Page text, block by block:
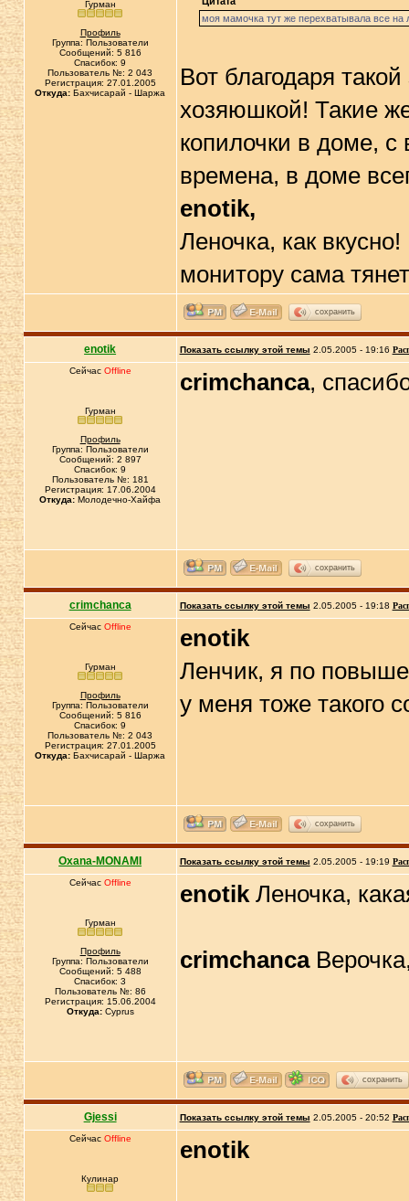
Гурман
Профиль
Группа: Пользователи
Сообщений: 5 816
Спасибок: 9
Пользователь №: 2 043
Регистрация: 27.01.2005
Откуда: Бахчисарай - Шаржа
моя мамочка тут же перехватывала все на
Вот благодаря
хозяюшкой! Такие
копилочки в доме,
времена, в доме
enotik,
Леночка, как
монитору сама
сохранить
enotik Показать ссылку этой темы 2.05.2005 - 19:16
Сейчас Offline
Гурман
Профиль
Группа: Пользователи
Сообщений: 2 897
Спасибок: 9
Пользователь №: 181
Регистрация: 17.06.2004
Откуда: Молодечно-Хайфа
crimchanca,
сохранить
crimchanca Показать ссылку этой темы 2.05.2005 - 19:18
Сейчас Offline
Гурман
Профиль
Группа: Пользователи
Сообщений: 5 816
Спасибок: 9
Пользователь №: 2 043
Регистрация: 27.01.2005
Откуда: Бахчисарай - Шаржа
enotik
Ленчик, я по
у меня тоже такого
сохранить
Oxana-MONAMI Показать ссылку этой темы 2.05.2005 - 19:19
Сейчас Offline
Гурман
Профиль
Группа: Пользователи
Сообщений: 5 488
Спасибок: 3
Пользователь №: 86
Регистрация: 15.06.2004
Откуда:Cyprus
enotikЛеночка,
crimchanca
сохранить
Gjessi Показать ссылку этой темы 2.05.2005 - 20:52
Сейчас Offline
Кулинар
enotik